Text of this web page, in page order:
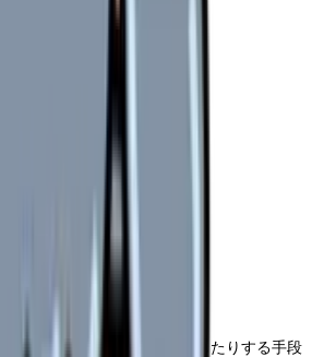
になるのが不安
い
されている
ができていない
に弱い生活状況
入を補ったり、働き方を試したりする手段